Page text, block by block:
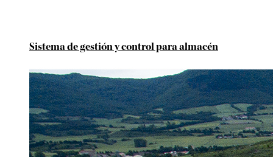
Sistema de gestión y control para almacén